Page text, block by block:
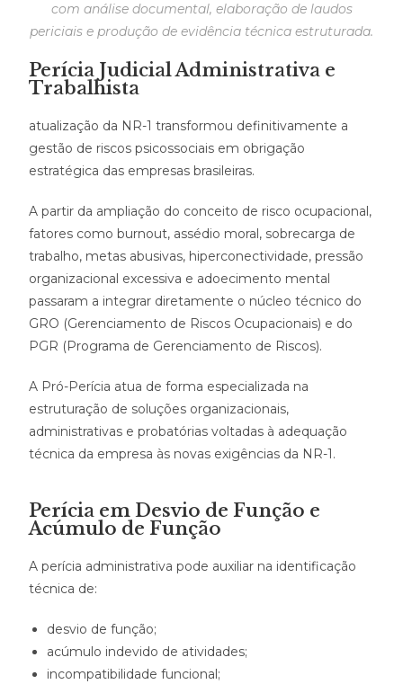
com análise documental, elaboração de laudos
periciais e produção de evidência técnica estruturada.
Perícia Judicial Administrativa e
Trabalhista
atualização da NR-1 transformou definitivamente a
gestão de riscos psicossociais em obrigação
estratégica das empresas brasileiras.
A partir da ampliação do conceito de risco ocupacional,
fatores como burnout, assédio moral, sobrecarga de
trabalho, metas abusivas, hiperconectividade, pressão
organizacional excessiva e adoecimento mental
passaram a integrar diretamente o núcleo técnico do
GRO (Gerenciamento de Riscos Ocupacionais) e do
PGR (Programa de Gerenciamento de Riscos).
A Pró-Perícia atua de forma especializada na
estruturação de soluções organizacionais,
administrativas e probatórias voltadas à adequação
técnica da empresa às novas exigências da NR-1.
Perícia em Desvio de Função e
Acúmulo de Função
A perícia administrativa pode auxiliar na identificação
técnica de:
desvio de função;
acúmulo indevido de atividades;
incompatibilidade funcional;